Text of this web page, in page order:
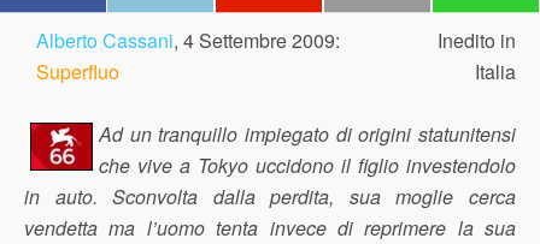
Alberto Cassani, 4 Settembre 2009:
Superfluo
Inedito in
Italia
Ad un tranquillo impiegato di origini statunitensi
che vive a Tokyo uccidono il figlio investendolo
in auto. Sconvolta dalla perdita, sua moglie cerca
vendetta ma l’uomo tenta invece di reprimere la sua